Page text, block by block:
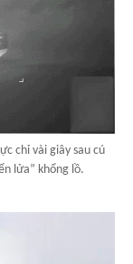
chỉ vài giây sau cú
lửa” khổng lồ.